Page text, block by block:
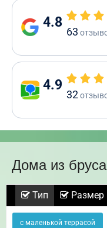
4.8
63
4.9
32
Дома из
Тип Размер
с маленькой террасой